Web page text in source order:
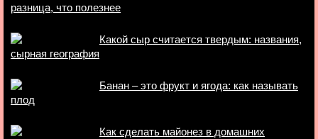
разница, что полезнее
Какой сыр считается твердым: названия,
сырная география
Банан – это фрукт и ягода: как называть
плод
Как сделать майонез в домашних